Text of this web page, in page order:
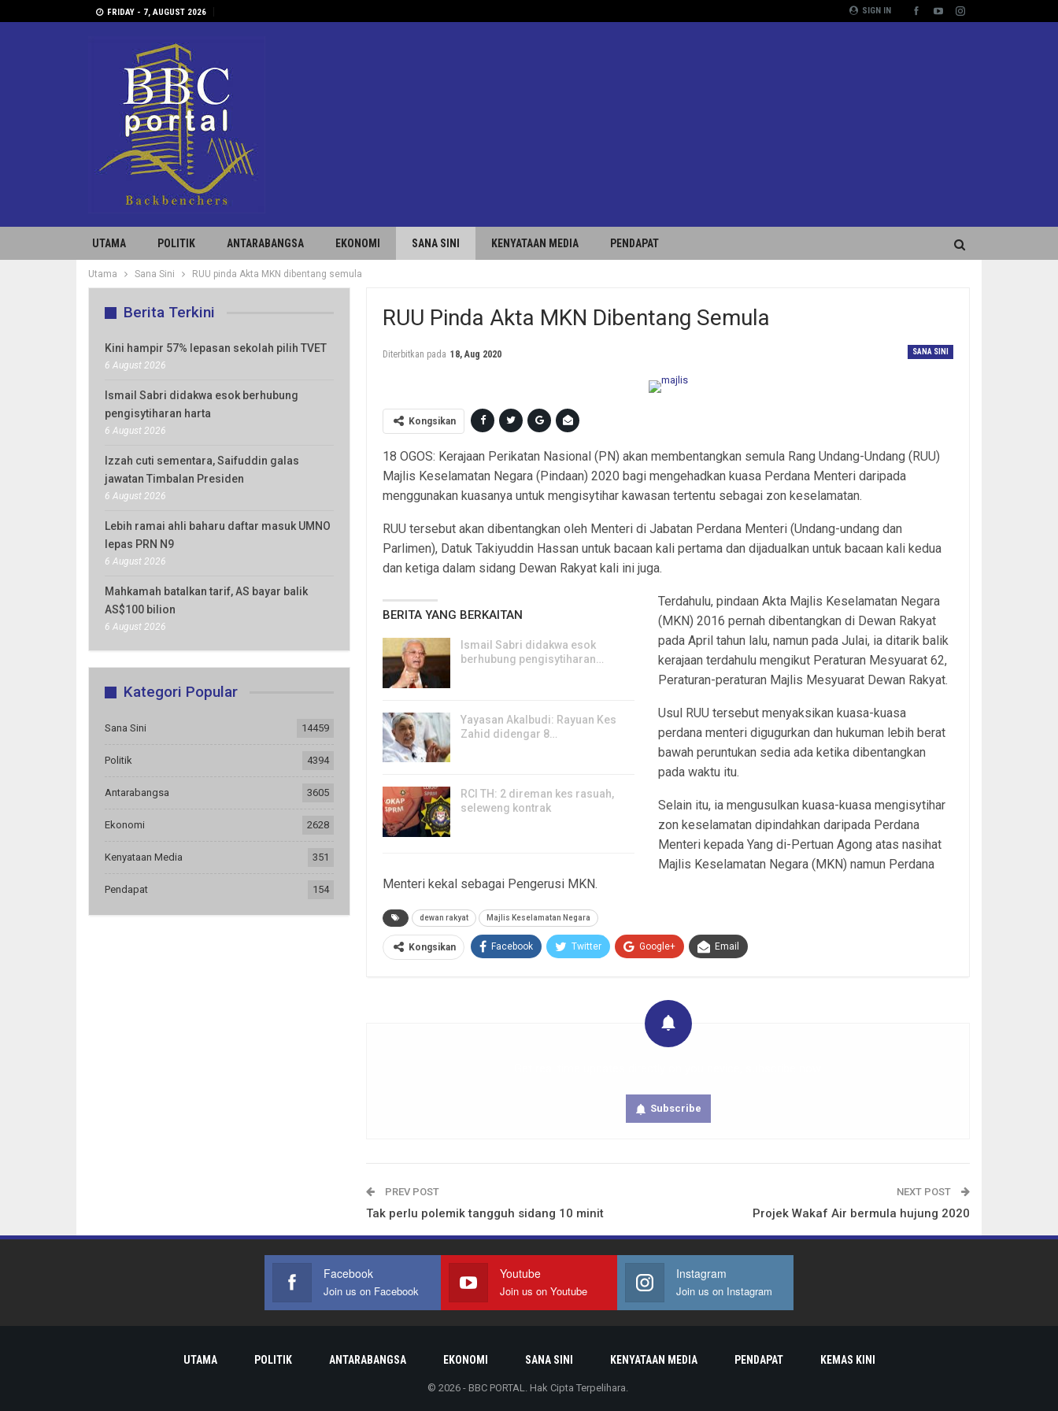
SIGN IN
FRIDAY - 7, AUGUST 2026
UTAMA POLITIK ANTARABANGSA EKONOMI SANA SINI KENYATAAN MEDIA PENDAPAT
Utama Sana Sini RUU pinda Akta MKN dibentang semula
RUU Pinda Akta MKN Dibentang Semula
SANA SINI
Diterbitkan pada 18, Aug 2020
Kongsikan
18 OGOS: Kerajaan Perikatan Nasional (PN) akan membentangkan semula Rang Undang-Undang (RUU)
Majlis Keselamatan Negara (Pindaan) 2020 bagi mengehadkan kuasa Perdana Menteri daripada
menggunakan kuasanya untuk mengisytihar kawasan tertentu sebagai zon keselamatan.
RUU tersebut akan dibentangkan oleh Menteri di Jabatan Perdana Menteri (Undang-undang dan
Parlimen), Datuk Takiyuddin Hassan untuk bacaan kali pertama dan dijadualkan untuk bacaan kali kedua
dan ketiga dalam sidang Dewan Rakyat kali ini juga.
BERITA YANG BERKAITAN
Ismail Sabri didakwa esok
berhubung pengisytiharan…
Yayasan Akalbudi: Rayuan Kes
Zahid didengar 8…
RCI TH: 2 direman kes rasuah,
seleweng kontrak
Terdahulu, pindaan Akta Majlis Keselamatan Negara
(MKN) 2016 pernah dibentangkan di Dewan Rakyat
pada April tahun lalu, namun pada Julai, ia ditarik balik
kerajaan terdahulu mengikut Peraturan Mesyuarat 62,
Peraturan-peraturan Majlis Mesyuarat Dewan Rakyat.
Usul RUU tersebut menyaksikan kuasa-kuasa
perdana menteri digugurkan dan hukuman lebih berat
bawah peruntukan sedia ada ketika dibentangkan
pada waktu itu.
Selain itu, ia mengusulkan kuasa-kuasa mengisytihar
zon keselamatan dipindahkan daripada Perdana
Menteri kepada Yang di-Pertuan Agong atas nasihat
Majlis Keselamatan Negara (MKN) namun Perdana
Menteri kekal sebagai Pengerusi MKN.
dewan rakyat Majlis Keselamatan Negara
Kongsikan Facebook Twitter Google+ Email
Subscribe
PREV POST
Tak perlu polemik tangguh sidang 10 minit
NEXT POST
Projek Wakaf Air bermula hujung 2020
Berita Terkini
Kini hampir 57% lepasan sekolah pilih TVET
6 August 2026
Ismail Sabri didakwa esok berhubung
pengisytiharan harta
6 August 2026
Izzah cuti sementara, Saifuddin galas
jawatan Timbalan Presiden
6 August 2026
Lebih ramai ahli baharu daftar masuk UMNO
lepas PRN N9
6 August 2026
Mahkamah batalkan tarif, AS bayar balik
AS$100 bilion
6 August 2026
Kategori Popular
Sana Sini 14459
Politik 4394
Antarabangsa 3605
Ekonomi 2628
Kenyataan Media 351
Pendapat 154
Facebook
Join us on Facebook
Youtube
Join us on Youtube
Instagram
Join us on Instagram
UTAMA POLITIK ANTARABANGSA EKONOMI SANA SINI KENYATAAN MEDIA PENDAPAT KEMAS KINI
© 2026 - BBC PORTAL. Hak Cipta Terpelihara.